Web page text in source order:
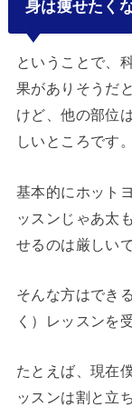
身は痩せたく
ということで、
果がありそうだ
けど、他の部位
しいところです。
基本的にホット
ッスンじゃあ太
せるのは厳しい
そんな方はでき
く）レッスンを
たとえば、現在
ッスンは割と立